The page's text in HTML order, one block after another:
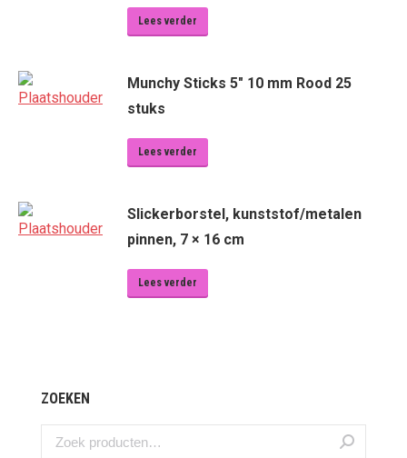
Lees verder
Munchy Sticks 5" 10 mm Rood 25
stuks
Lees verder
Slickerborstel, kunststof/metalen
pinnen, 7 × 16 cm
Lees verder
ZOEKEN